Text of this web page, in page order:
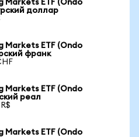
Markets ETF (Ondo
доллар
Markets ETF (Ondo
франк
Markets ETF (Ondo
реал
Markets ETF (Ondo